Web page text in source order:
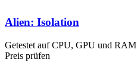
Alien: Isolation
Getestet auf CPU, GPU und RAM
Preis prüfen